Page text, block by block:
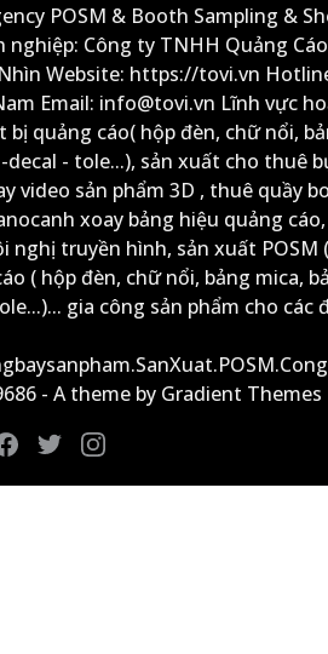
POSM & Booth Sampling &
Công ty TNHH Quảng
Website: https://tovi.vn
Email: info@tovi.vn Lĩnh vực
quảng cáo( hộp đèn, chữ nổi,
- tole...), sản xuất cho thuê
video sản phẩm 3D , thuê quầy
xoay bảng hiệu quảng
truyền hình, sản xuất POSM
( hộp đèn, chữ nổi, bảng mica,
gia công sản phẩm cho các
- A theme by Gradient